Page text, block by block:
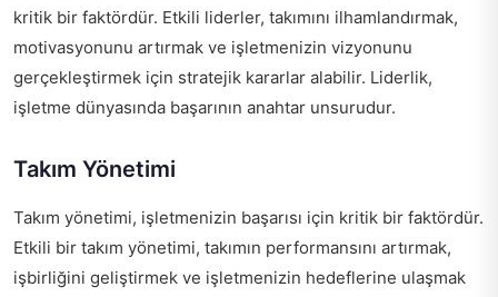
kritik bir faktördür. Etkili liderler, takımını ilhamlandırmak,
motivasyonunu artırmak ve işletmenizin vizyonunu
gerçekleştirmek için stratejik kararlar alabilir. Liderlik,
işletme dünyasında başarının anahtar unsurudur.
Takım Yönetimi
Takım yönetimi, işletmenizin başarısı için kritik bir faktördür.
Etkili bir takım yönetimi, takımın performansını artırmak,
işbirliğini geliştirmek ve işletmenizin hedeflerine ulaşmak